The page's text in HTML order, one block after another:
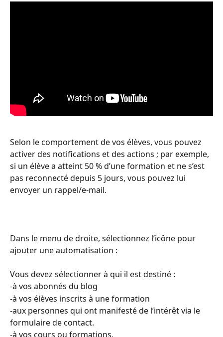
Selon le comportement de vos élèves, vous pouvez
activer des notifications et des actions ; par exemple,
si un élève a atteint 50 % d’une formation et ne s’est
pas reconnecté depuis 5 jours, vous pouvez lui
envoyer un rappel/e-mail.
Dans le menu de droite, sélectionnez l’icône pour
ajouter une automatisation :
Vous devez sélectionner à qui il est destiné :
-à vos abonnés du blog
-à vos élèves inscrits à une formation
-aux personnes qui ont manifesté de l’intérêt via le
formulaire de contact.
-à vos cours ou formations.